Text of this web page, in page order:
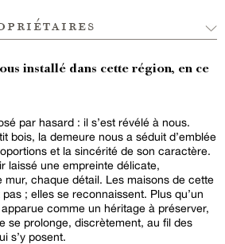
installé dans cette région, en ce
par hasard : il s’est révélé à nous.
bois, la demeure nous a séduit d’emblée
et la sincérité de son caractère.
laissé une empreinte délicate,
mur, chaque détail. Les maisons de cette
; elles se reconnaissent. Plus qu’un
comme un héritage à préserver,
se prolonge, discrètement, au fil des
s’y posent.